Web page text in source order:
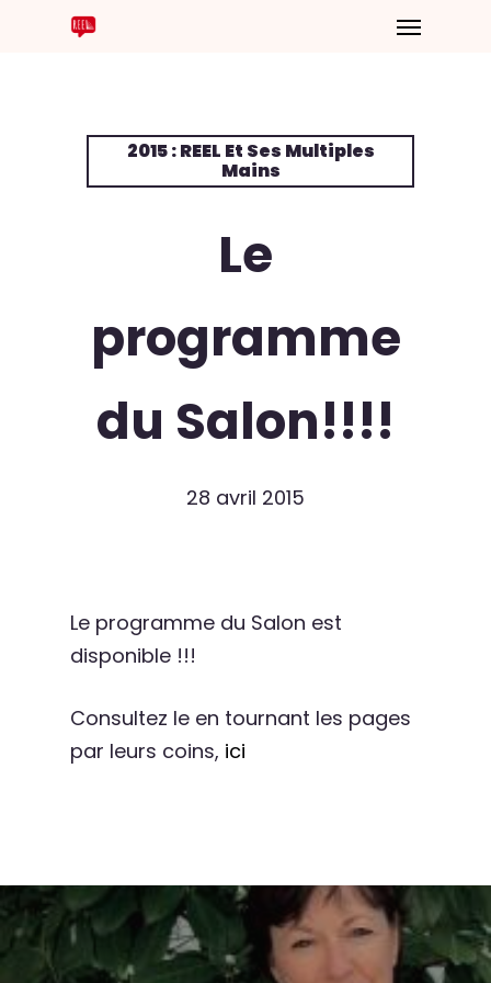
2015 : REEL Et Ses Multiples
Mains
Le
programme
du Salon!!!!
28 avril 2015
Le programme du Salon est
disponible !!!
Consultez le en tournant les pages
par leurs coins, ici